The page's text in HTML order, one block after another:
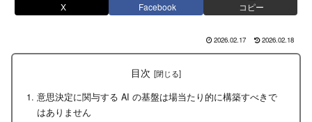
X Facebook コピー
2026.02.17 2026.02.18
目次
意思決定に関与する AI の基盤は場当たり的に構築すべきで
はありません